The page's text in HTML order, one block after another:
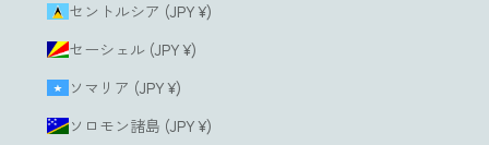
セントルシア (JPY ¥)
セーシェル (JPY ¥)
ソマリア (JPY ¥)
ソロモン諸島 (JPY ¥)